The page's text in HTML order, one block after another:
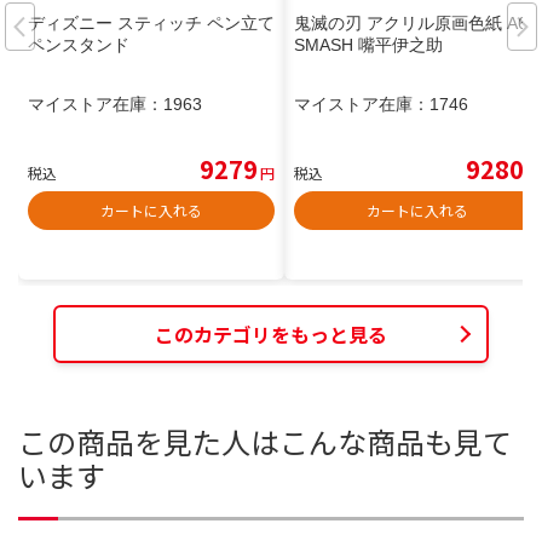
ディズニー スティッチ ペン立て
ペンスタンド
マイストア在庫： 1963
税込 9279円
カートに入れる
鬼滅の刃 アクリル原画色紙 A6
SMASH 嘴平伊之助
マイストア在庫： 1746
税込 9280
カートに入れる
このカテゴリをもっと見る
この商品を見た人はこんな商品も見て
います